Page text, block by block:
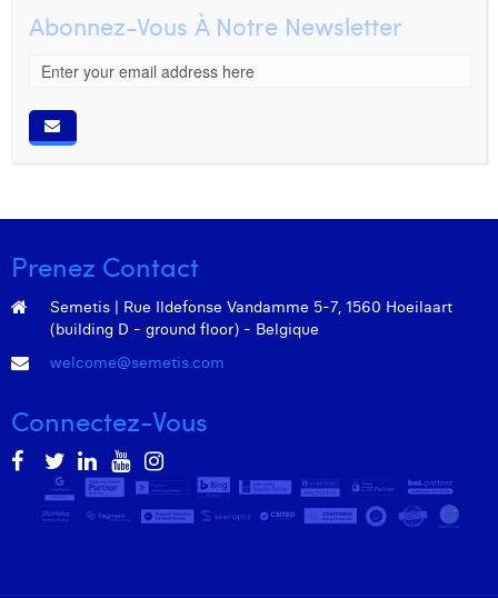
Abonnez-Vous À Notre Newsletter
Prenez Contact
Semetis | Rue Ildefonse Vandamme 5-7, 1560 Hoeilaart
(building D - ground floor) - Belgique
welcome@semetis.com
Connectez-Vous